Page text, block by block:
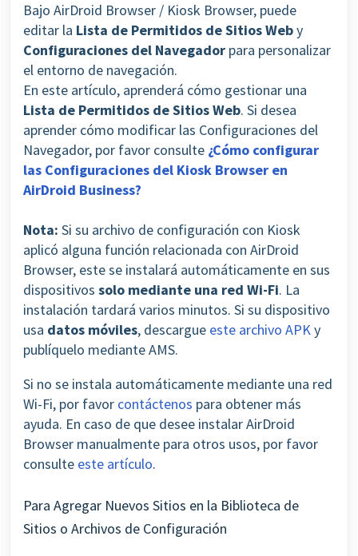
Bajo AirDroid Browser / Kiosk Browser, puede
editar la Lista de Permitidos de Sitios Weby
Configuraciones del Navegador para personalizar
el entorno de navegación.
En este artículo, aprenderá cómo gestionar una
Lista de Permitidos de Sitios Web. Si desea
aprender cómo modificar las Configuraciones del
Navegador, por favor consulte ¿Cómo configurar
las Configuraciones del Kiosk Browser en
AirDroid Business?
Nota: Si su archivo de configuración con Kiosk
aplicó alguna función relacionada con AirDroid
Browser, este se instalará automáticamente en sus
dispositivos solo mediante una red Wi-Fi. La
instalación tardará varios minutos. Si su dispositivo
usa datos móviles, descargue este archivo APKy
publíquelo mediante AMS.
Si no se instala automáticamente mediante una red
Wi-Fi, por favor contáctenos para obtener más
ayuda. En caso de que desee instalar AirDroid
Browser manualmente para otros usos, por favor
consulte este artículo.
Para Agregar Nuevos Sitios en la Biblioteca de
Sitios o Archivos de Configuración